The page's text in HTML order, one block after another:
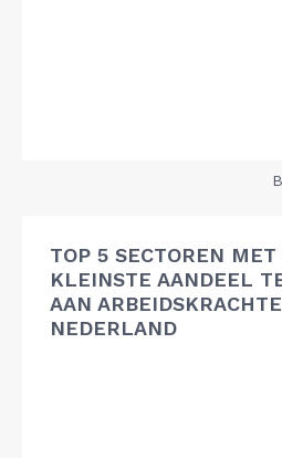
TOP 5 SECTOREN MET
KLEINSTE AANDEEL
AAN
NEDERLAND